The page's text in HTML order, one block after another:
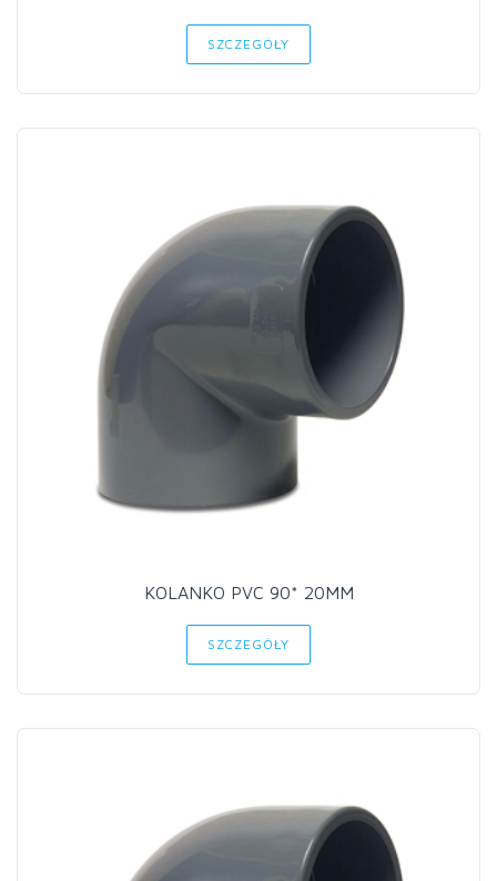
SZCZEGÓŁY
KOLANKO PVC 90* 20MM
SZCZEGÓŁY